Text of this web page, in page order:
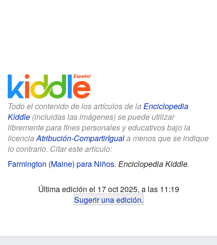
Todo el contenido de los artículos de la Enciclopedia
Kiddle (incluidas las imágenes) se puede utilizar
libremente para fines personales y educativos bajo la
licenciaAtribución-CompartirIguala menos que se indique
lo contrario. Citar este artículo:
Farmington (Maine) para Niños. Enciclopedia Kiddle.
Última edición el 17 oct 2025, a las 11:19
Sugerir una edición.